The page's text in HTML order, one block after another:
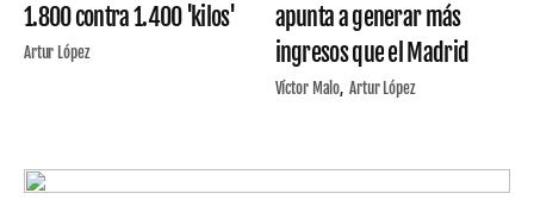
1.800 contra 1.400 'kilos'
Artur López
apunta a generar más
ingresos que el Madrid
Víctor Malo Artur López